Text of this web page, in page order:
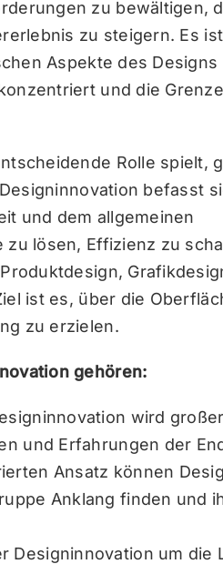
zu bewältigen,
zu steigern. Es
Aspekte des Designs
und die
Rolle spielt,
befasst
und dem allgemeinen
lösen, Effizienz zu
ist es, über die
zu erzielen.
gehören:
wird
und Erfahrungen der
Ansatz können
Anklang finden und
Designinnovation um die